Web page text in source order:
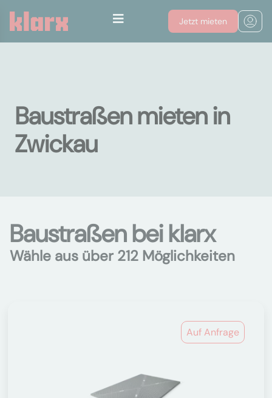
Jetzt mieten
Baustraßen mieten in
Zwickau
Baustraßen bei klarx
Wähle aus über 212 Möglichkeiten
Auf Anfrage